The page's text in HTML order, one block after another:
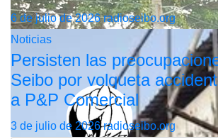
6 de julio de 2026radioseibo.org
Noticias
Persisten las
Seibo por volqueta
a P&P Comercial
3 de julio de 2026radioseibo.org